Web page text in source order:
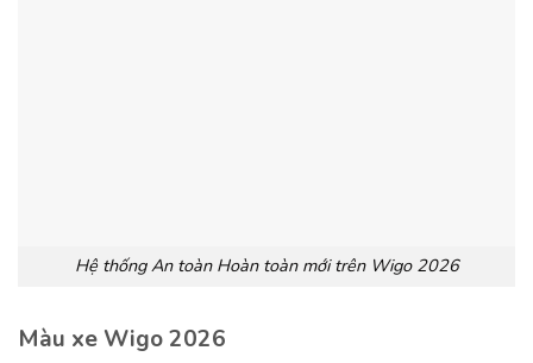
Hệ thống An toàn Hoàn toàn mới trên Wigo 2026
Màu xe Wigo 2026